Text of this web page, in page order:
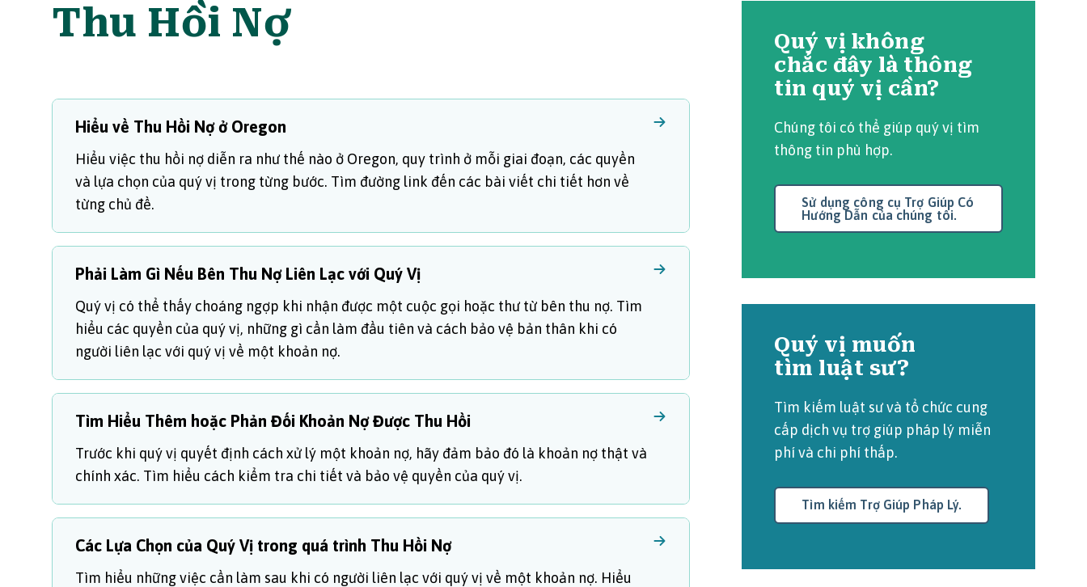
Thu Hồi Nợ
Hiểu về Thu Hồi Nợ ở Oregon
Hiểu việc thu hồi nợ diễn ra như thế nào ở Oregon, quy trình ở mỗi giai đoạn, các quyền
và lựa chọn của quý vị trong từng bước. Tìm đường link đến các bài viết chi tiết hơn về
từng chủ đề.
Phải Làm Gì Nếu Bên Thu Nợ Liên Lạc với Quý Vị
Quý vị có thể thấy choáng ngợp khi nhận được một cuộc gọi hoặc thư từ bên thu nợ. Tìm
hiểu các quyền của quý vị, những gì cần làm đầu tiên và cách bảo vệ bản thân khi có
người liên lạc với quý vị về một khoản nợ.
Tìm Hiểu Thêm hoặc Phản Đối Khoản Nợ Được Thu Hồi
Trước khi quý vị quyết định cách xử lý một khoản nợ, hãy đảm bảo đó là khoản nợ thật và
chính xác. Tìm hiểu cách kiểm tra chi tiết và bảo vệ quyền của quý vị.
Các Lựa Chọn của Quý Vị trong quá trình Thu Hồi Nợ
Tìm hiểu những việc cần làm sau khi có người liên lạc với quý vị về một khoản nợ. Hiểu
Quý vị không
chắc đây là thông
tin quý vị cần?
Chúng tôi có thể giúp quý vị tìm
thông tin phù hợp.
Sử dụng công cụ Trợ Giúp Có
Hướng Dẫn của chúng tôi.
Quý vị muốn
tìm luật sư?
Tìm kiếm luật sư và tổ chức cung
cấp dịch vụ trợ giúp pháp lý miễn
phí và chi phí thấp.
Tìm kiếm Trợ Giúp Pháp Lý.